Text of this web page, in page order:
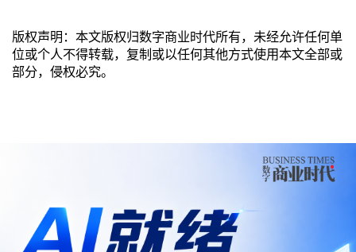
版权声明：本文版权归数字商业时代所有，未经允许任何单
位或个人不得转载，复制或以任何其他方式使用本文全部或
部分，侵权必究。